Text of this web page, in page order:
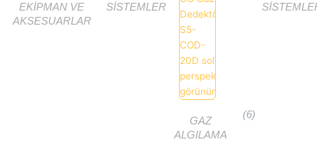
EKIPMAN VE
AKSESUARLAR
SISTEMLER
GAZ
ALGILAMA
(6)